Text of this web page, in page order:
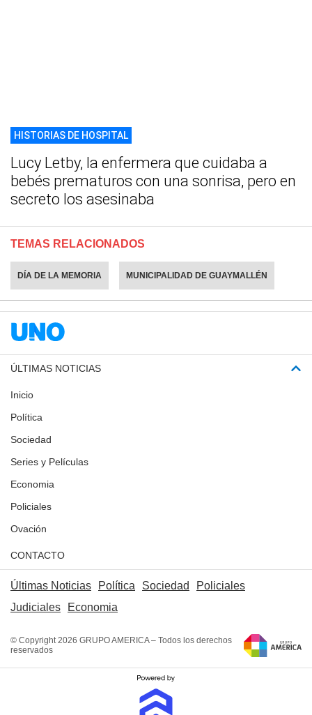
HISTORIAS DE HOSPITAL
Lucy Letby, la enfermera que cuidaba a
bebés prematuros con una sonrisa, pero en
secreto los asesinaba
TEMAS RELACIONADOS
DÍA DE LA MEMORIA MUNICIPALIDAD DE GUAYMALLÉN
ÚLTIMAS NOTICIAS
Inicio
Política
Sociedad
Series y Películas
Economia
Policiales
Ovación
CONTACTO
Últimas Noticias Política Sociedad
Policiales
Judiciales
Economia
© Copyright 2026 GRUPO AMERICA – Todos los derechos
reservados